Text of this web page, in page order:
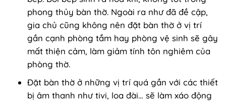
phong thủy bàn thờ. Ngoài ra như đã đề cập,
gia chủ cũng không nên đặt bàn thờ ở vị trí
gần cạnh phòng tắm hay phòng vệ sinh sẽ gây
mất thiện cảm, làm giảm tính tôn nghiêm của
phòng thờ.
Đặt bàn thờ ở những vị trí quá gần với các thiết
bị âm thanh như tivi, loa đài… sẽ làm xáo động